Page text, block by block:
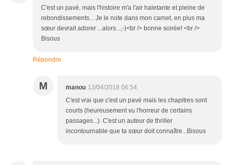
C'est un pavé, mais l'histoire m'a l'air haletante et pleine de
rebondissements... Je le note dans mon carnet, en plus ma
sœur devrait adorer ...alors...;-)<br /> bonne soirée! <br />
Bisous
Répondre
M manou 13/04/2018 06:54
C'est vrai que c'est un pavé mais les chapitres sont
courts (heureusement vu l'horreur de certains
passages...). C'est un auteur de thriller
incontournable que ta sœur doit connaître...Bisous